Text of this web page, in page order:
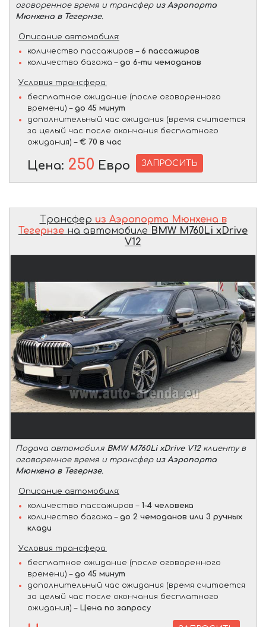
оговоренное время и трансфер из Аэропорта
Мюнхена в Тегернзе.
Описание автомобиля:
количество пассажиров – 6 пассажиров
количество багажа – до 6-ти чемоданов
Условия трансфера:
бесплатное ожидание (после оговоренного
времени) – до 45 минут
дополнительный час ожидания (время считается
за целый час после окончания бесплатного
ожидания) – € 70 в час
Цена: 250 Евро ЗАПРОСИТЬ
Трансфер из Аэропорта Мюнхена в
Тегернзе на автомобиле BMW M760Li xDrive
V12
Подача автомобиля BMW M760Li xDrive V12клиенту в
оговоренное время и трансфер из Аэропорта
Мюнхена в Тегернзе.
Описание автомобиля:
количество пассажиров – 1-4 человека
количество багажа – до 2 чемоданов или 3 ручных
клади
Условия трансфера:
бесплатное ожидание (после оговоренного
времени) – до 45 минут
дополнительный час ожидания (время считается
за целый час после окончания бесплатного
ожидания) – Цена по запросу